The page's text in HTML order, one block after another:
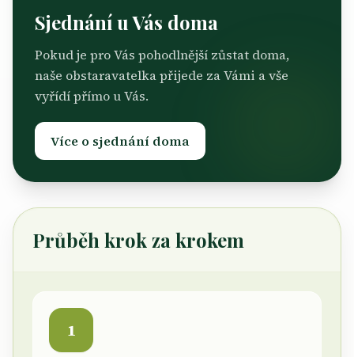
Sjednání u Vás doma
Pokud je pro Vás pohodlnější zůstat doma,
naše obstaravatelka přijede za Vámi a vše
vyřídí přímo u Vás.
Více o sjednání doma
Průběh krok za krokem
1